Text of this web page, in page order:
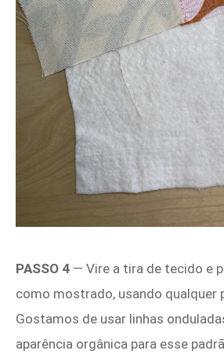
PASSO 4 — Vire a tira de tecido e
como mostrado, usando qualquer
Gostamos de usar linhas
aparência orgânica para esse